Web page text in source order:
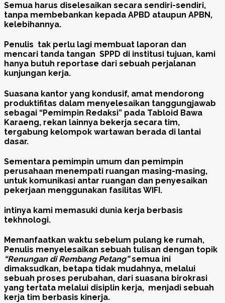
Semua harus diselesaikan secara sendiri-sendiri,
tanpa membebankan kepada APBD ataupun APBN,
kelebihannya.
Penulis tak perlu lagi membuat laporan dan
mencari tanda tangan SPPD di institusi tujuan, kami
hanya butuh reportase dari sebuah perjalanan
kunjungan kerja.
Suasana kantor yang kondusif, amat mendorong
produktifitas dalam menyelesaikan tanggungjawab
sebagai “Pemimpin Redaksi” pada Tabloid Bawa
Karaeng, rekan lainnya bekerja secara tim,
tergabung kelompok wartawan berada di lantai
dasar.
Sementara pemimpin umum dan pemimpin
perusahaan menempati ruangan masing-masing,
untuk komunikasi antar ruangan dan penyesaikan
pekerjaan menggunakan fasilitas WIFI.
intinya kami memasuki dunia kerja berbasis
tekhnologi.
Memanfaatkan waktu sebelum pulang ke rumah,
Penulis menyelesaikan sebuah tulisan dengan topik
“Renungan di Rembang Petang”semua ini
dimaksudkan, betapa tidak mudahnya, melalui
sebuah proses perubahan, dari suasana birokrasi
yang tertata melalui disiplin kerja, menjadi sebuah
kerja tim berbasis kinerja.